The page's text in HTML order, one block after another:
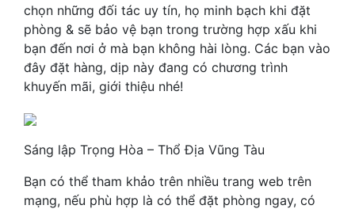
chọn những đối tác uy tín, họ minh bạch khi đặt
phòng & sẽ bảo vệ bạn trong trường hợp xấu khi
bạn đến nơi ở mà bạn không hài lòng. Các bạn vào
đây đặt hàng, dịp này đang có chương trình
khuyến mãi, giới thiệu nhé!
Sáng lập Trọng Hòa – Thổ Địa Vũng Tàu
Bạn có thể tham khảo trên nhiều trang web trên
mạng, nếu phù hợp là có thể đặt phòng ngay, có